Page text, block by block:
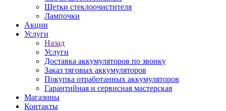
Щетки стеклоочистителя
Лампочки
Акции
Услуги
Назад
Услуги
Доставка аккумуляторов по звонку
Заказ тяговых аккумуляторов
Покупка отработанных аккумуляторов
Гарантийная и сервисная мастерская
Магазины
Контакты